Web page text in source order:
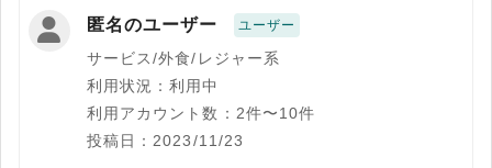
匿名のユーザー ユーザー
サービス/外食/レジャー系
利用状況：利用中
利用アカウント数：2件〜10件
投稿日：2023/11/23